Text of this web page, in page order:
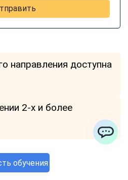
обучения
направления доступна
2-х и более